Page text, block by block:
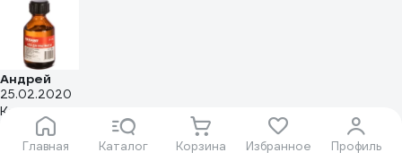
Главная Каталог Корзина Избранное Профиль
Андрей
25.02.2020
Клеит супер
14 отзывов